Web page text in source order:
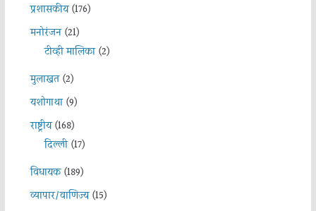
प्रशासकीय(176)
मनोरंजन(21)
टीव्ही मालिका(2)
मुलाखत(2)
यशोगाथा(9)
राष्ट्रीय(168)
दिल्ली(17)
विधायक(189)
व्यापार/वाणिज्य(15)